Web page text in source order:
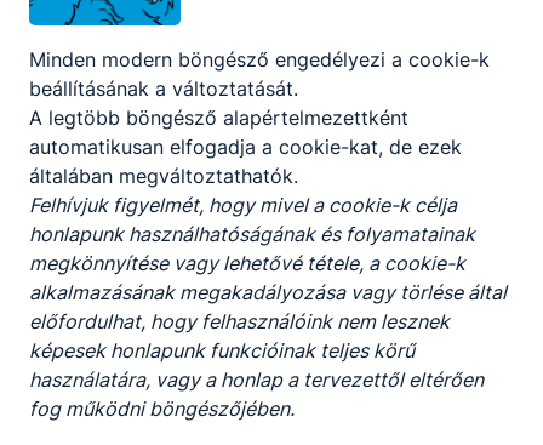
Partnereink
Minden modern böngésző engedélyezi a cookie-k
beállításának a változtatását.
A legtöbb böngésző alapértelmezettként
automatikusan elfogadja a cookie-kat, de ezek
általában megváltoztathatók.
Felhívjuk figyelmét, hogy mivel a cookie-k célja
honlapunk használhatóságának és folyamatainak
megkönnyítése vagy lehetővé tétele, a cookie-k
alkalmazásának megakadályozása vagy törlése által
előfordulhat, hogy felhasználóink nem lesznek
képesek honlapunk funkcióinak teljes körű
használatára, vagy a honlap a tervezettől eltérően
fog működni böngészőjében.